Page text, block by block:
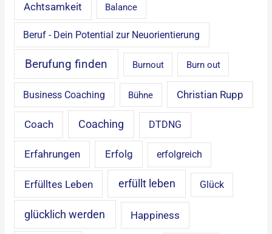
Achtsamkeit Balance
Beruf - Dein Potential zur Neuorientierung
Berufung finden Burnout Burn out
Business Coaching Bühne Christian Rupp
Coach Coaching DTDNG
Erfahrungen Erfolg erfolgreich
Erfülltes Leben erfüllt leben Glück
glücklich werden Happiness